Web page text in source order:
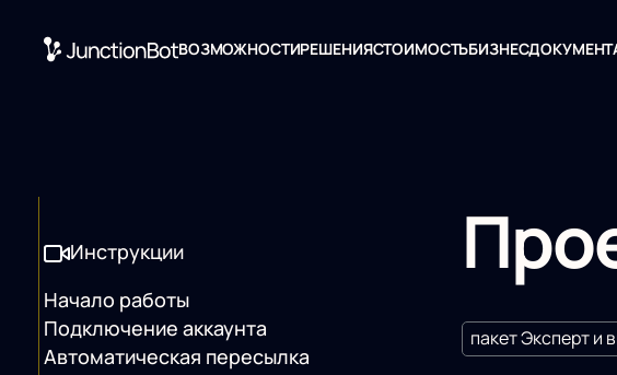
ВОЗМОЖНОСТИРЕШЕНИЯСТОИМОСТЬБИЗНЕС
Инструкции
Начало работы
Подключение аккаунта
Автоматическая пересылка
пакет Эксперт и